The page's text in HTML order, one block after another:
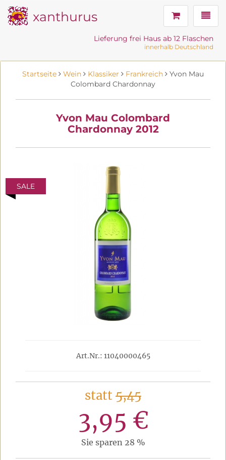
xanthurus
Lieferung frei Haus ab 12 Flaschen
innerhalb Deutschland
Startseite Wein Klassiker Frankreich
Yvon Mau
Colombard Chardonnay
Yvon Mau Colombard
Chardonnay 2012
SALE
Art.Nr.: 11040000465
statt5,45
3,95 €
Sie sparen 28 %